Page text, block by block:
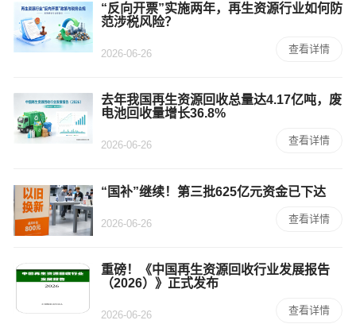
“反向开票”实施两年，再生资源行业如何防
范涉税风险？
2026-06-26 查看详情
去年我国再生资源回收总量达4.17亿吨，废
电池回收量增长36.8%
2026-06-26 查看详情
“国补”继续！第三批625亿元资金已下达
2026-06-26 查看详情
重磅！《中国再生资源回收行业发展报告
（2026）》正式发布
2026-06-26 查看详情